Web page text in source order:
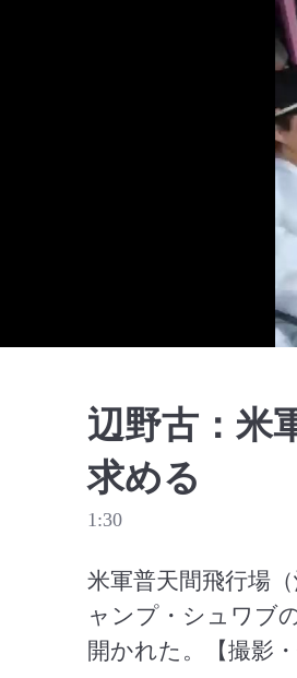
辺野古：米
求める
1:30
米軍普天間飛行場
ャンプ・シュワブ
開かれた。【撮影